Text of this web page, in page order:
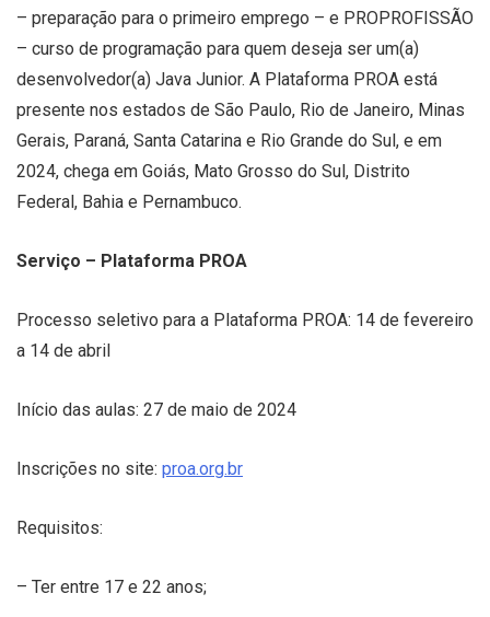
– preparação para o primeiro emprego – e PROPROFISSÃO
– curso de programação para quem deseja ser um(a)
desenvolvedor(a) Java Junior. A Plataforma PROA está
presente nos estados de São Paulo, Rio de Janeiro, Minas
Gerais, Paraná, Santa Catarina e Rio Grande do Sul, e em
2024, chega em Goiás, Mato Grosso do Sul, Distrito
Federal, Bahia e Pernambuco.
Serviço – Plataforma PROA
Processo seletivo para a Plataforma PROA: 14 de fevereiro
a 14 de abril
Início das aulas: 27 de maio de 2024
Inscrições no site: proa.org.br
Requisitos:
– Ter entre 17 e 22 anos;